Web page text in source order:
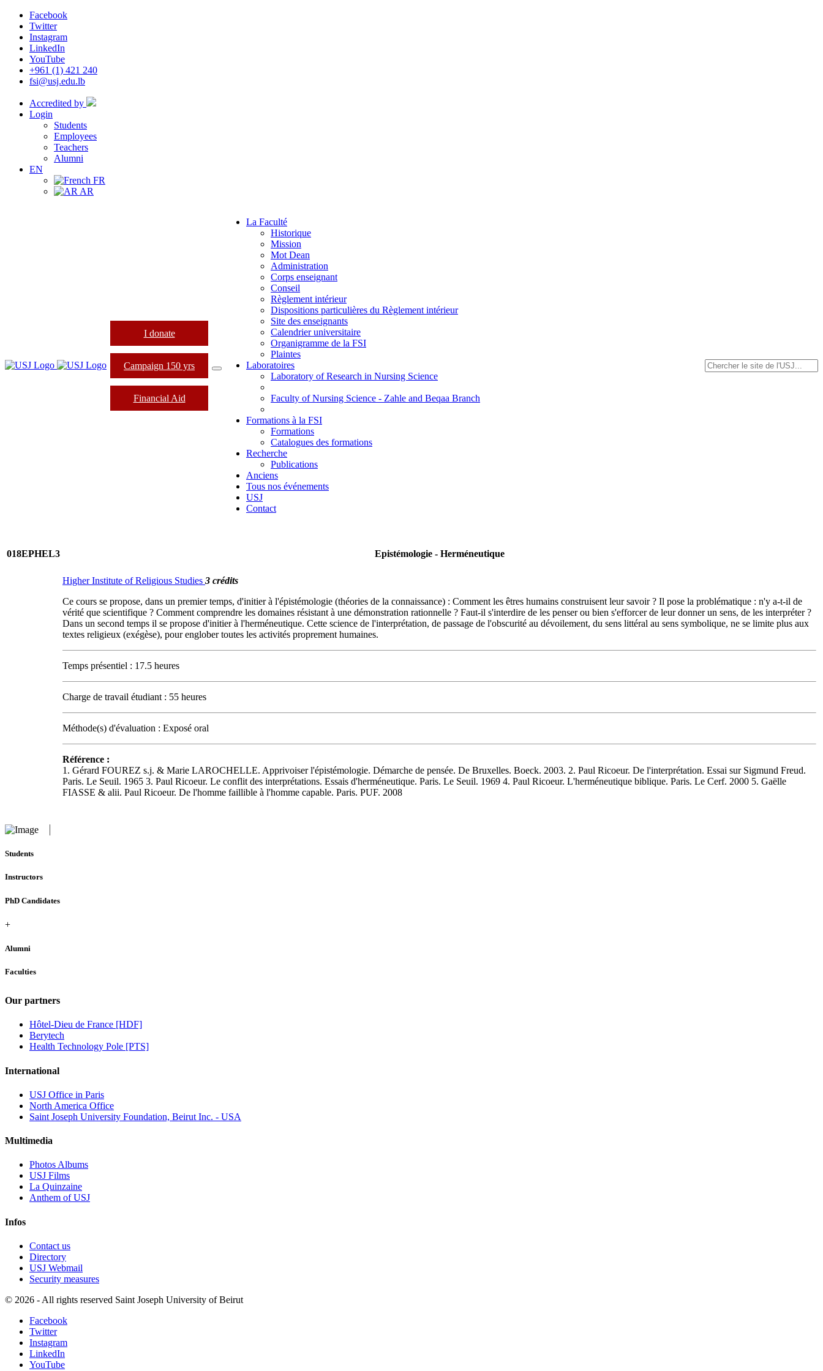
Facebook
Twitter
Instagram
LinkedIn
YouTube
+961 (1) 421 240
fsi@usj.edu.lb
Accredited by
Login
Students
Employees
Teachers
Alumni
EN
FR
AR
I donate
Campaign 150 yrs
Financial Aid
La Faculté
Historique
Mission
Mot Dean
Administration
Corps enseignant
Conseil
Règlement intérieur
Dispositions particulières du Règlement intérieur
Site des enseignants
Calendrier universitaire
Organigramme de la FSI
Plaintes
Laboratoires
Laboratory of Research in Nursing Science
Faculty of Nursing Science - Zahle and Beqaa Branch
Formations à la FSI
Formations
Catalogues des formations
Recherche
Publications
Anciens
Tous nos événements
USJ
Contact
018EPHEL3 Epistémologie - Herméneutique
Higher Institute of Religious Studies 3 crédits
Ce cours se propose, dans un premier temps, d'initier à l'épistémologie (théories de la connaissance) : Comment les êtres humains construisent leur savoir ? Il pose la problématique : n'y a-t-il de
vérité que scientifique ? Comment comprendre les domaines résistant à une démonstration rationnelle ? Faut-il s'interdire de les penser ou bien s'efforcer de leur donner un sens, de les interpréter ?
Dans un second temps il se propose d'initier à l'herméneutique. Cette science de l'interprétation, de passage de l'obscurité au dévoilement, du sens littéral au sens symbolique, ne se limite plus aux
textes religieux (exégèse), pour englober toutes les activités proprement humaines.
Temps présentiel : 17.5 heures
Charge de travail étudiant : 55 heures
Méthode(s) d'évaluation : Exposé oral
Référence :
1. Gérard FOUREZ s.j. & Marie LAROCHELLE. Apprivoiser l'épistémologie. Démarche de pensée. De Bruxelles. Boeck. 2003. 2. Paul Ricoeur. De l'interprétation. Essai sur Sigmund Freud.
Paris. Le Seuil. 1965 3. Paul Ricoeur. Le conflit des interprétations. Essais d'herméneutique. Paris. Le Seuil. 1969 4. Paul Ricoeur. L'herméneutique biblique. Paris. Le Cerf. 2000 5. Gaëlle
FIASSE & alii. Paul Ricoeur. De l'homme faillible à l'homme capable. Paris. PUF. 2008
Students
Instructors
PhD Candidates
+
Alumni
Faculties
Our partners
Hôtel-Dieu de France [HDF]
Berytech
Health Technology Pole [PTS]
International
USJ Office in Paris
North America Office
Saint Joseph University Foundation, Beirut Inc. - USA
Multimedia
Photos Albums
USJ Films
La Quinzaine
Anthem of USJ
Infos
Contact us
Directory
USJ Webmail
Security measures
© 2026 - All rights reserved Saint Joseph University of Beirut
Facebook
Twitter
Instagram
LinkedIn
YouTube